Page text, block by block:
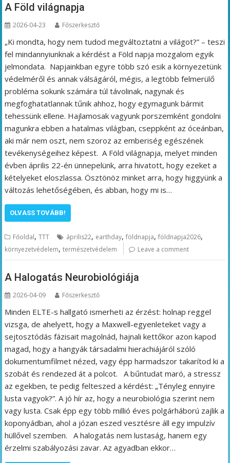
A Föld világnapja
2026-04-23 Főszerkesztő
„Ki mondta, hogy nem tudod megváltoztatni a világot?” – teszi
fel mindannyiunknak a kérdést a Föld napja mozgalom egyik
jelmondata. Napjainkban egyre több szó esik a környezetünk
védelméről és annak válságáról, mégis, a legtöbb felmerülő
probléma sokunk számára túl távolinak, nagynak és
megfoghatatlannak tűnik ahhoz, hogy egymagunk bármit
tehessünk ellene. Hajlamosak vagyunk porszemként gondolni
magunkra ebben a hatalmas világban, cseppként az óceánban,
aki már nem oszt, nem szoroz az emberiség egészének
tevékenységeihez képest. A Föld világnapja, melyet minden
évben április 22-én ünnepelünk, arra hivatott, hogy ezeket a
kételyeket eloszlassa. Ösztönöz minket arra, hogy higgyünk a
változás lehetőségében, és abban, hogy mi is…
OLVASS TOVÁBB!
Főoldal,TTT április22, earthday,földnapja,földnapja2026,
környezetvédelem,természetvédelem Leave a comment
A Halogatás Neurobiológiája
2026-04-09 Főszerkesztő
Minden ELTE-s hallgató ismerheti az érzést: holnap reggel
vizsga, de ahelyett, hogy a Maxwell-egyenleteket vagy a
sejtosztódás fázisait magolnád, hajnali kettőkor azon kapod
magad, hogy a hangyák társadalmi hierachiájáról szóló
dokumentumfilmet nézed, vagy épp harmadszor takarítod ki a
szobát és rendezed át a polcot. A bűntudat maró, a stressz
az egekben, te pedig felteszed a kérdést: „Tényleg ennyire
lusta vagyok?”. A jó hír az, hogy a neurobiológia szerint nem
vagy lusta. Csak épp egy több millió éves polgárháború zajlik a
koponyádban, ahol a józan eszed vesztésre áll egy impulzív
hüllővel szemben. A halogatás nem lustaság, hanem egy
érzelmi szabályozási zavar. Az agyadban ekkor…